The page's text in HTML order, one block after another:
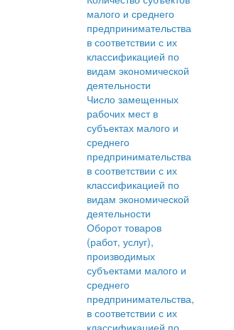
малого и среднего
предпринимательства
в соответствии с их
классификацией по
видам экономической
деятельности
Число замещенных
рабочих мест в
субъектах малого и
среднего
предпринимательства
в соответствии с их
классификацией по
видам экономической
деятельности
Оборот товаров
(работ, услуг),
производимых
субъектами малого и
среднего
предпринимательства,
в соответствии с их